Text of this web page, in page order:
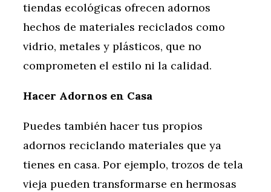
tiendas ecológicas ofrecen adornos
hechos de materiales reciclados como
vidrio, metales y plásticos, que no
comprometen el estilo ni la calidad.
Hacer Adornos en Casa
Puedes también hacer tus propios
adornos reciclando materiales que ya
tienes en casa. Por ejemplo, trozos de tela
vieja pueden transformarse en hermosas